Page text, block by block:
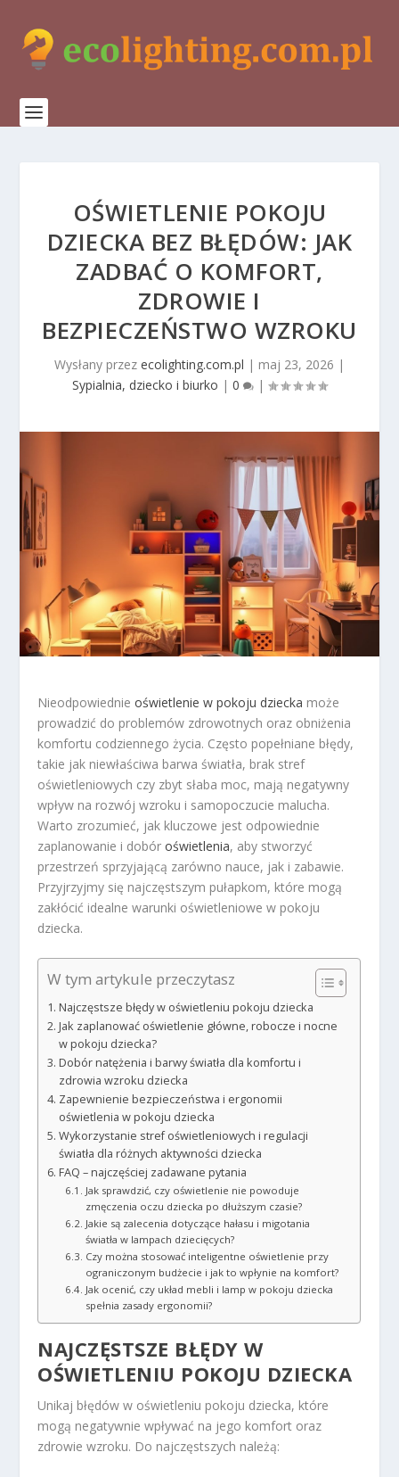
OŚWIETLENIE POKOJU
DZIECKA BEZ BŁĘDÓW: JAK
ZADBAĆ O KOMFORT,
ZDROWIE I
BEZPIECZEŃSTWO WZROKU
Wysłany przez ecolighting.com.pl | maj 23, 2026 |
Sypialnia, dziecko i biurko | 0 |
Nieodpowiednieoświetlenie w pokoju dziecka może
prowadzić do problemów zdrowotnych oraz obniżenia
komfortu codziennego życia. Często popełniane błędy,
takie jak niewłaściwa barwa światła, brak stref
oświetleniowych czy zbyt słaba moc, mają negatywny
wpływ na rozwój wzroku i samopoczucie malucha.
Warto zrozumieć, jak kluczowe jest odpowiednie
zaplanowanie i dobóroświetlenia, aby stworzyć
przestrzeń sprzyjającą zarówno nauce, jak i zabawie.
Przyjrzyjmy się najczęstszym pułapkom, które mogą
zakłócić idealne warunki oświetleniowe w pokoju
dziecka.
W tym artykule przeczytasz
Najczęstsze błędy w oświetleniu pokoju dziecka
Jak zaplanować oświetlenie główne, robocze i nocne
w pokoju dziecka?
Dobór natężenia i barwy światła dla komfortu i
zdrowia wzroku dziecka
Zapewnienie bezpieczeństwa i ergonomii
oświetlenia w pokoju dziecka
Wykorzystanie stref oświetleniowych i regulacji
światła dla różnych aktywności dziecka
FAQ – najczęściej zadawane pytania
Jak sprawdzić, czy oświetlenie nie powoduje
zmęczenia oczu dziecka po dłuższym czasie?
Jakie są zalecenia dotyczące hałasu i migotania
światła w lampach dziecięcych?
Czy można stosować inteligentne oświetlenie przy
ograniczonym budżecie i jak to wpłynie na komfort?
Jak ocenić, czy układ mebli i lamp w pokoju dziecka
spełnia zasady ergonomii?
NAJCZĘSTSZE BŁĘDY W
OŚWIETLENIU POKOJU DZIECKA
Unikaj błędów w oświetleniu pokoju dziecka, które
mogą negatywnie wpływać na jego komfort oraz
zdrowie wzroku. Do najczęstszych należą: